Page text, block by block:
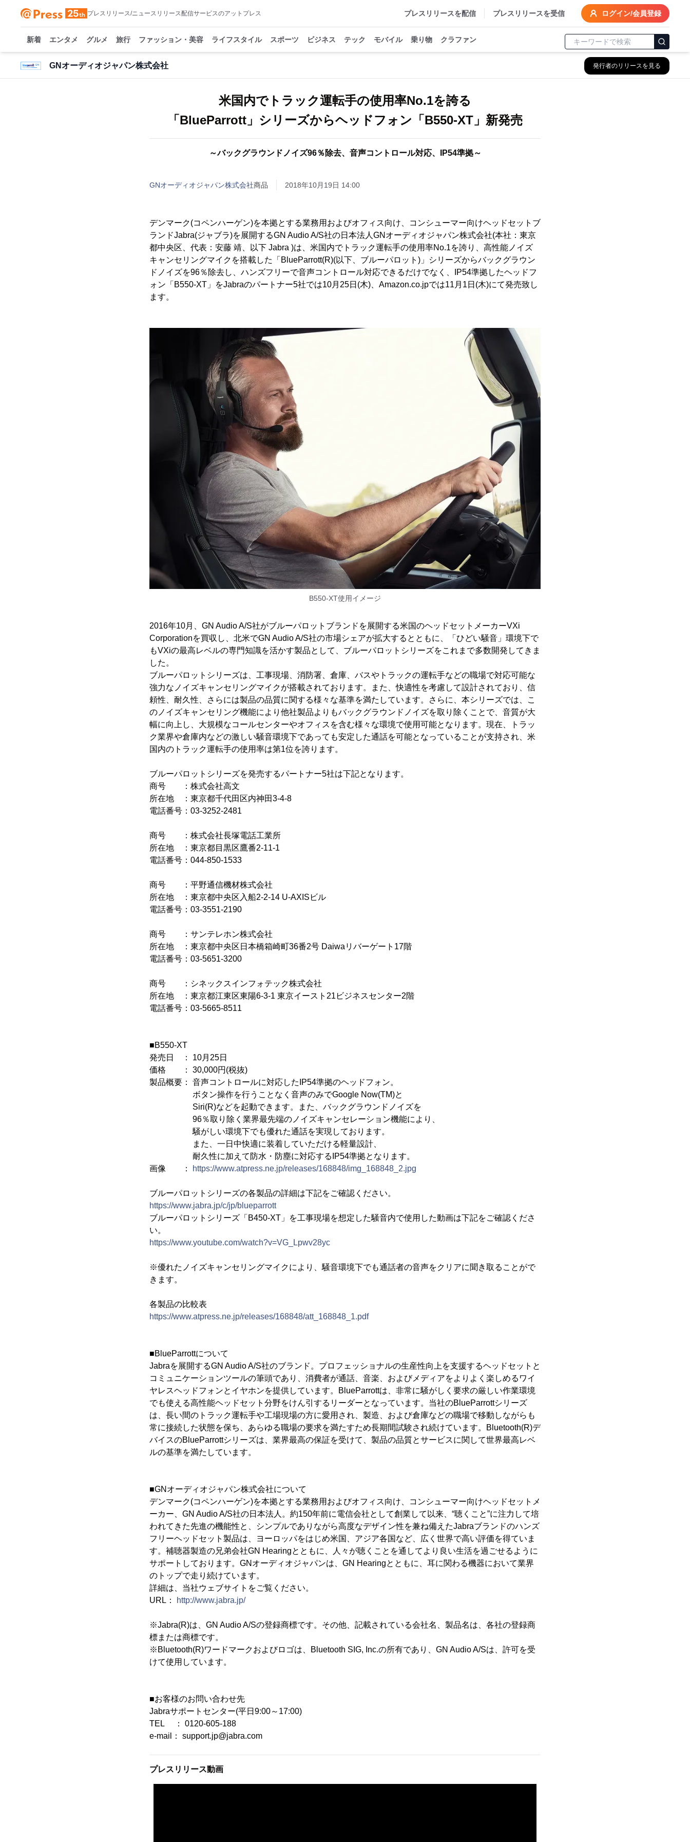
プレスリリース/ニュースリリース配信サービスのアットプレス プレスリリースを配信 プレスリリースを受信 ログイン/会員登録
新着 エンタメ グルメ 旅行 ファッション・美容 ライフスタイル スポーツ ビジネス テック モバイル 乗り物 クラファン
GNオーディオジャパン株式会社 発行者のリリースを見る
米国内でトラック運転手の使用率No.1を誇る
「BlueParrott」シリーズからヘッドフォン「B550-XT」新発売
～バックグラウンドノイズ96％除去、音声コントロール対応、IP54準拠～
GNオーディオジャパン株式会社商品 2018年10月19日 14:00
デンマーク(コペンハーゲン)を本拠とする業務用およびオフィス向け、コンシューマー向けヘッドセットブ
ランドJabra(ジャブラ)を展開するGN Audio A/S社の日本法人GNオーディオジャパン株式会社(本社：東京
都中央区、代表：安藤 靖、以下 Jabra )は、米国内でトラック運転手の使用率No.1を誇り、高性能ノイズ
キャンセリングマイクを搭載した「BlueParrott(R)(以下、ブルーパロット)」シリーズからバックグラウン
ドノイズを96％除去し、ハンズフリーで音声コントロール対応できるだけでなく、IP54準拠したヘッドフ
ォン「B550-XT」をJabraのパートナー5社では10月25日(木)、Amazon.co.jpでは11月1日(木)にて発売致し
ます。
B550-XT使用イメージ
2016年10月、GN Audio A/S社がブルーパロットブランドを展開する米国のヘッドセットメーカーVXi
Corporationを買収し、北米でGN Audio A/S社の市場シェアが拡大するとともに、「ひどい騒音」環境下で
もVXiの最高レベルの専門知識を活かす製品として、ブルーパロットシリーズをこれまで多数開発してきま
した。
ブルーパロットシリーズは、工事現場、消防署、倉庫、バスやトラックの運転手などの職場で対応可能な
強力なノイズキャンセリングマイクが搭載されております。また、快適性を考慮して設計されており、信
頼性、耐久性、さらには製品の品質に関する様々な基準を満たしています。さらに、本シリーズでは、こ
のノイズキャンセリング機能により他社製品よりもバックグラウンドノイズを取り除くことで、音質が大
幅に向上し、大規模なコールセンターやオフィスを含む様々な環境で使用可能となります。現在、トラッ
ク業界や倉庫内などの激しい騒音環境下であっても安定した通話を可能となっていることが支持され、米
国内のトラック運転手の使用率は第1位を誇ります。
ブルーパロットシリーズを発売するパートナー5社は下記となります。
商号 ：株式会社高文
所在地 ：東京都千代田区内神田3-4-8
電話番号：03-3252-2481
商号 ：株式会社長塚電話工業所
所在地 ：東京都目黒区鷹番2-11-1
電話番号：044-850-1533
商号 ：平野通信機材株式会社
所在地 ：東京都中央区入船2-2-14 U-AXISビル
電話番号：03-3551-2190
商号 ：サンテレホン株式会社
所在地 ：東京都中央区日本橋箱崎町36番2号 Daiwaリバーゲート17階
電話番号：03-5651-3200
商号 ：シネックスインフォテック株式会社
所在地 ：東京都江東区東陽6-3-1 東京イースト21ビジネスセンター2階
電話番号：03-5665-8511
■B550-XT
発売日 ： 10月25日
価格 ： 30,000円(税抜)
製品概要： 音声コントロールに対応したIP54準拠のヘッドフォン。
ボタン操作を行うことなく音声のみでGoogle Now(TM)と
Siri(R)などを起動できます。また、バックグラウンドノイズを
96％取り除く業界最先端のノイズキャンセレーション機能により、
騒がしい環境下でも優れた通話を実現しております。
また、一日中快適に装着していただける軽量設計、
耐久性に加えて防水・防塵に対応するIP54準拠となります。
画像 ：
https://www.atpress.ne.jp/releases/168848/img_168848_2.jpg
ブルーパロットシリーズの各製品の詳細は下記をご確認ください。
https://www.jabra.jp/c/jp/blueparrott
ブルーパロットシリーズ「B450-XT」を工事現場を想定した騒音内で使用した動画は下記をご確認くださ
い。
https://www.youtube.com/watch?v=VG_Lpwv28yc
※優れたノイズキャンセリングマイクにより、騒音環境下でも通話者の音声をクリアに聞き取ることがで
きます。
各製品の比較表
https://www.atpress.ne.jp/releases/168848/att_168848_1.pdf
■BlueParrottについて
Jabraを展開するGN Audio A/S社のブランド。プロフェッショナルの生産性向上を支援するヘッドセットと
コミュニケーションツールの筆頭であり、消費者が通話、音楽、およびメディアをよりよく楽しめるワイ
ヤレスヘッドフォンとイヤホンを提供しています。BlueParrottは、非常に騒がしく要求の厳しい作業環境
でも使える高性能ヘッドセット分野をけん引するリーダーとなっています。当社のBlueParrottシリーズ
は、長い間のトラック運転手や工場現場の方に愛用され、製造、および倉庫などの職場で移動しながらも
常に接続した状態を保ち、あらゆる職場の要求を満たすため長期間試験され続けています。Bluetooth(R)デ
バイスのBlueParrottシリーズは、業界最高の保証を受けて、製品の品質とサービスに関して世界最高レベ
ルの基準を満たしています。
■GNオーディオジャパン株式会社について
デンマーク(コペンハーゲン)を本拠とする業務用およびオフィス向け、コンシューマー向けヘッドセットメ
ーカー、GN Audio A/S社の日本法人。約150年前に電信会社として創業して以来、“聴くこと”に注力して培
われてきた先進の機能性と、シンプルでありながら高度なデザイン性を兼ね備えたJabraブランドのハンズ
フリーヘッドセット製品は、ヨーロッパをはじめ米国、アジア各国など、広く世界で高い評価を得ていま
す。補聴器製造の兄弟会社GN Hearingとともに、人々が聴くことを通してより良い生活を過ごせるように
サポートしております。GNオーディオジャパンは、GN Hearingとともに、耳に関わる機器において業界
のトップで走り続けています。
詳細は、当社ウェブサイトをご覧ください。
URL：
http://www.jabra.jp/
※Jabra(R)は、GN Audio A/Sの登録商標です。その他、記載されている会社名、製品名は、各社の登録商
標または商標です。
※Bluetooth(R)ワードマークおよびロゴは、Bluetooth SIG, Inc.の所有であり、GN Audio A/Sは、許可を受
けて使用しています。
■お客様のお問い合わせ先
Jabraサポートセンター(平日9:00～17:00)
TEL ： 0120-605-188
e-mail： support.jp@jabra.com
プレスリリース動画